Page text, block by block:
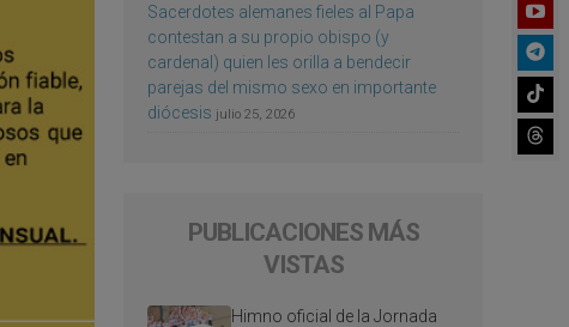
Sacerdotes alemanes fieles al Papa
contestan a su propio obispo (y
cardenal) quien les orilla a bendecir
parejas del mismo sexo en importante
diócesis julio 25, 2026
PUBLICACIONES MÁS
VISTAS
Himno oficial de la Jornada